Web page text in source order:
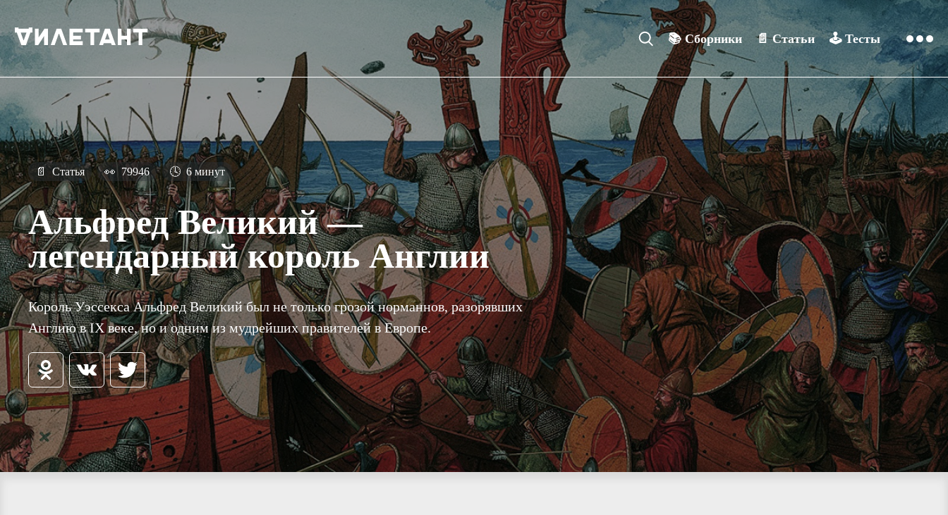
📚Сборники 📄Статьи 🕹️ Тесты
📄 Статья 👀 79946 🕓 6 минут
Альфред Великий —
легендарный король Англии
Король Уэссекса Альфред Великий был не только грозой норманнов, разорявших
Англию в IX веке, но и одним из мудрейших правителей в Европе.